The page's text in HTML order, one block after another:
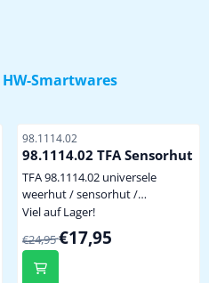
HW-Smartwares
Artikelnummer
98.1114.02
98.1114.02 TFA Sensorhut
TFA 98.1114.02 universele
weerhut / sensorhut /
beschermkap Deze natuurlijk
geventileerde TFA sensorhut
kan gebruikt worden voor héél
veel merken en modellen
temperatuur/hygrosensoren
Viel auf Lager!
Von 24,95 für 17,95
€24,95€17,95